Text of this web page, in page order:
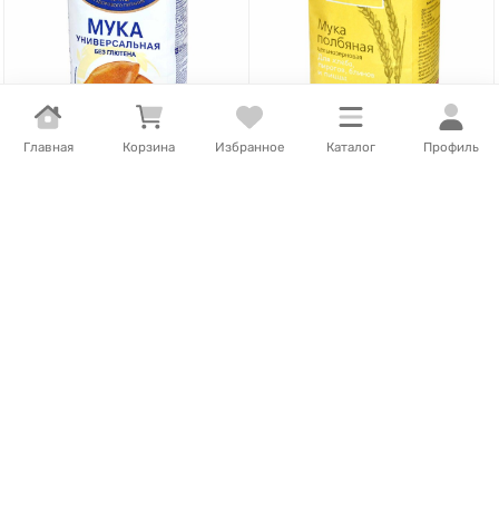
Главная Корзина Избранное Каталог Профиль